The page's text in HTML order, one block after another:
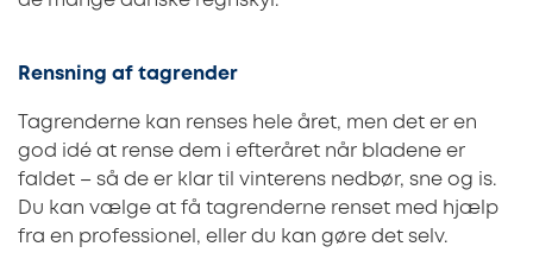
Rensning af tagrender
Tagrenderne kan renses hele året, men det er en
god idé at rense dem i efteråret når bladene er
faldet – så de er klar til vinterens nedbør, sne og is.
Du kan vælge at få tagrenderne renset med hjælp
fra en professionel, eller du kan gøre det selv.